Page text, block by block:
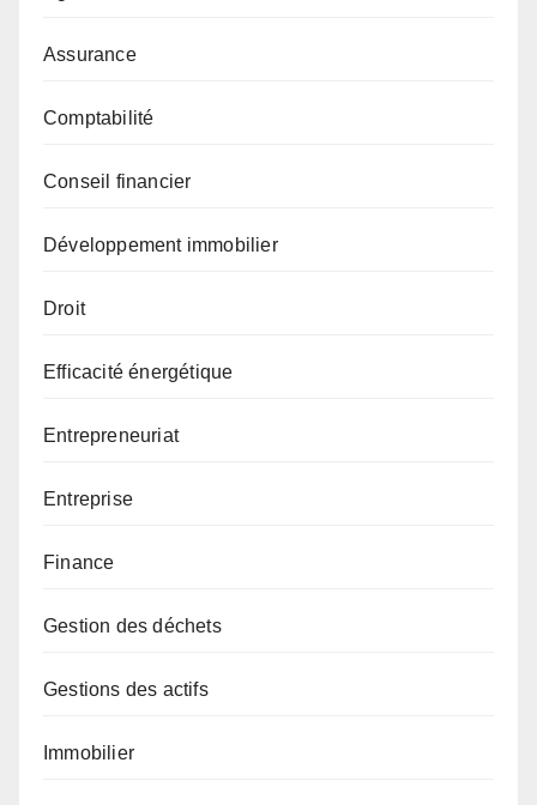
Assurance
Comptabilité
Conseil financier
Développement immobilier
Droit
Efficacité énergétique
Entrepreneuriat
Entreprise
Finance
Gestion des déchets
Gestions des actifs
Immobilier